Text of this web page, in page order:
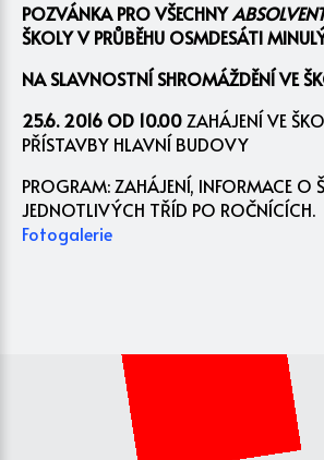
POZVÁNKA PRO VŠECHNY
ŠKOLY V PRŮBĚHU OSMDESÁTI
NA SLAVNOSTNÍ SHROMÁŽDĚNÍ VE
25.6. 2016 OD 10.00 ZAHÁJENÍ VE
PŘÍSTAVBY HLAVNÍ BUDOVY
PROGRAM: ZAHÁJENÍ, INFORMACE O
JEDNOTLIVÝCH TŘÍD PO ROČNÍCÍCH.
Fotogalerie